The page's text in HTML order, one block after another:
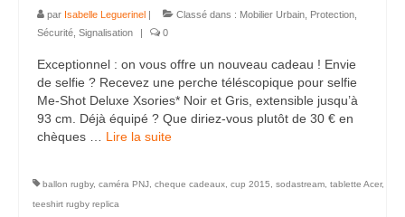
par Isabelle Leguerinel | Classé dans : Mobilier Urbain Protection
Sécurité Signalisation | 0
Exceptionnel : on vous offre un nouveau cadeau ! Envie
de selfie ? Recevez une perche téléscopique pour selfie
Me-Shot Deluxe Xsories* Noir et Gris, extensible jusqu’à
93 cm. Déjà équipé ? Que diriez-vous plutôt de 30 € en
chèques … Lire la suite­­
ballon rugby, caméra PNJ cheque cadeaux cup 2015 sodastream tablette Acer,
teeshirt rugby replica